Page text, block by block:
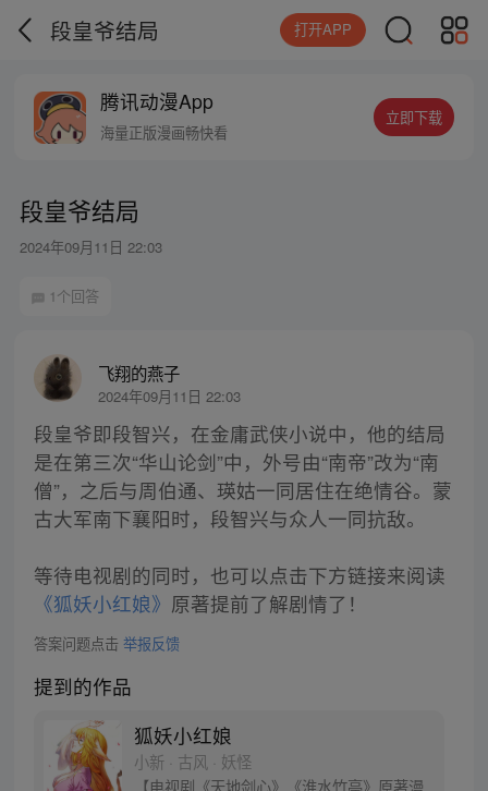
段皇爷结局 打开APP
腾讯动漫App
海量正版漫画畅快看
立即下载
段皇爷结局
2024年09月11日 22:03
1个回答
飞翔的燕子
2024年09月11日 22:03
段皇爷即段智兴，在金庸武侠小说中，他的结局
是在第三次“华山论剑”中，外号由“南帝”改为“南
僧”，之后与周伯通、瑛姑一同居住在绝情谷。蒙
古大军南下襄阳时，段智兴与众人一同抗敌。
等待电视剧的同时，也可以点击下方链接来阅读
《狐妖小红娘》 原著提前了解剧情了！
答案问题点击 举报反馈
提到的作品
狐妖小红娘
小新 · 古风 · 妖怪
【电视剧《天地剑心》《淮水竹亭》原著漫